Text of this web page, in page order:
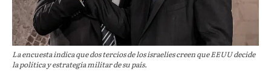
La encuesta indica que dos tercios de los israelíes creen que EEUU decide
la política y estrategia militar de su país.